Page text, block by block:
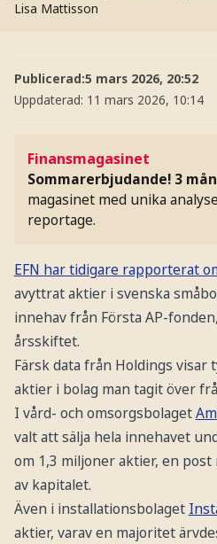
Lisa Mattisson
Publicerad:5 mars 2026, 20:52
Uppdaterad: 11 mars 2026, 10:14
Finansmagasinet
Sommarerbjudande! 3
magasinet med unika
reportage.
EFN har tidigare rapporterat
avyttrat aktier i svenska
innehav från Första AP-
årsskiftet.
Färsk data från Holdings
aktier i bolag man tagit över
I vård- och omsorgsbolaget
valt att sälja hela innehavet
om 1,3 miljoner aktier, en
av kapitalet.
Även i installationsbolaget
aktier, varav en majoritet